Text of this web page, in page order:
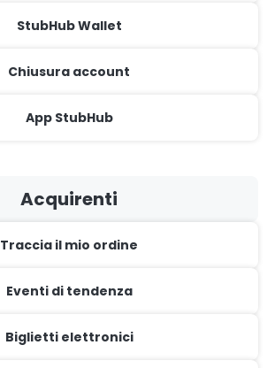
StubHub Wallet
Chiusura account
App StubHub
Acquirenti
Traccia il mio ordine
Eventi di tendenza
Biglietti elettronici